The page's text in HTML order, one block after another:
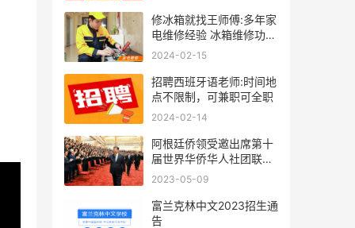
修冰箱就找王师傅:多年家
电维修经验 冰箱维修功底
深厚
2024-02-15
招聘西班牙语老师:时间地
点不限制，可兼职可全职
2024-02-14
阿根廷侨领受邀出席第十
届世界华侨华人社团联谊
大会
2023-05-09
富兰克林中文2023招生通
告